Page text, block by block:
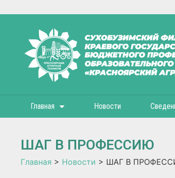
Главная Новости
ШАГ В ПРОФЕССИЮ
Главная > Новости > ШАГ В